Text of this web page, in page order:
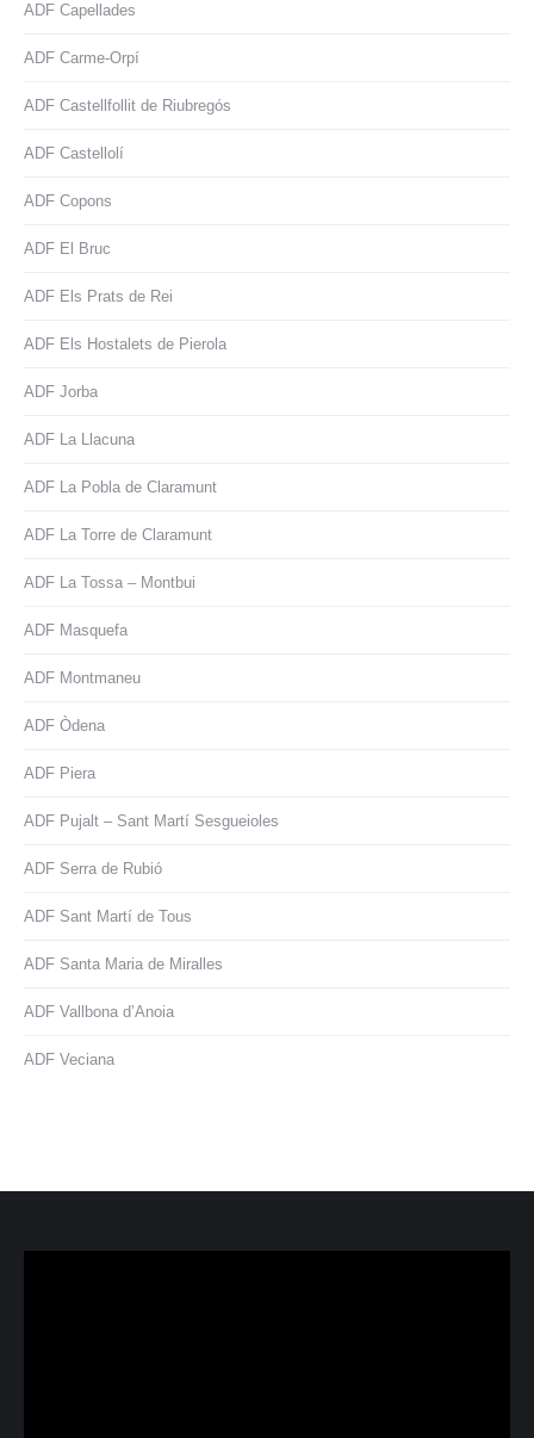
ADF Capellades
ADF Carme-Orpí
ADF Castellfollit de Riubregós
ADF Castellolí
ADF Copons
ADF El Bruc
ADF Els Prats de Rei
ADF Els Hostalets de Pierola
ADF Jorba
ADF La Llacuna
ADF La Pobla de Claramunt
ADF La Torre de Claramunt
ADF La Tossa – Montbui
ADF Masquefa
ADF Montmaneu
ADF Òdena
ADF Piera
ADF Pujalt – Sant Martí Sesgueioles
ADF Serra de Rubió
ADF Sant Martí de Tous
ADF Santa Maria de Miralles
ADF Vallbona d’Anoia
ADF Veciana